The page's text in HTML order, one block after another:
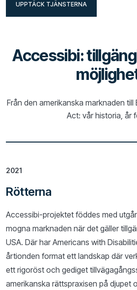
UPPTÄCK TJÄNSTERNA
Accessibi:
Från den amerikanska marknaden till
Act: vår historia, år
2021
Rötterna
Accessibi-projektet föddes med
mogna marknaden när det gäller
USA. Där har Americans with
årtionden format ett landskap där
ett rigoröst och gediget
amerikanska rättspraxisen på djupet